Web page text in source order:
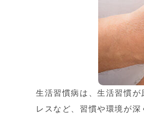
生活習慣病は、生活習慣
レスなど、習慣や環境が